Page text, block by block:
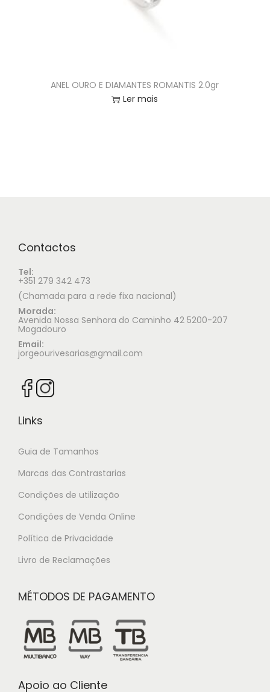
ANEL OURO E DIAMANTES ROMANTIS 2.0gr
Ler mais
Contactos
Tel:
+351 279 342 473
(Chamada para a rede fixa nacional)
Morada:
Avenida Nossa Senhora do Caminho 42 5200-207
Mogadouro
Email:
jorgeourivesarias@gmail.com
Links
Guia de Tamanhos
Marcas das Contrastarias
Condições de utilização
Condições de Venda Online
Política de Privacidade
Livro de Reclamações
MÉTODOS DE PAGAMENTO
Apoio ao Cliente